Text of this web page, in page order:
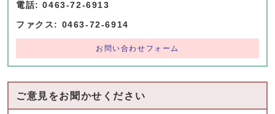
電話: 0463-72-6913
ファクス: 0463-72-6914
お問い合わせフォーム
ご意見をお聞かせください